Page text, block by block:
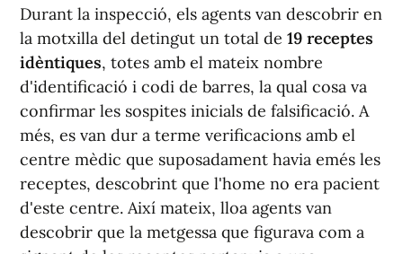
Durant la inspecció, els agents van descobrir en
la motxilla del detingut un total de 19 receptes
idèntiques, totes amb el mateix nombre
d'identificació i codi de barres, la qual cosa va
confirmar les sospites inicials de falsificació. A
més, es van dur a terme verificacions amb el
centre mèdic que suposadament havia emés les
receptes, descobrint que l'home no era pacient
d'este centre. Així mateix, lloa agents van
descobrir que la metgessa que figurava com a